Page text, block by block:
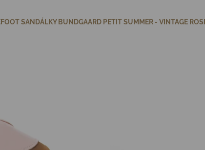
SANDÁLKY BUNDGAARD PETIT SUMMER - VINTAGE